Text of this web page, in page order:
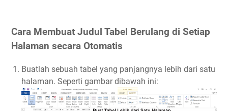
Cara Membuat Judul Tabel Berulang di Setiap
Halaman secara Otomatis
Buatlah sebuah tabel yang panjangnya lebih dari satu
halaman. Seperti gambar dibawah ini: